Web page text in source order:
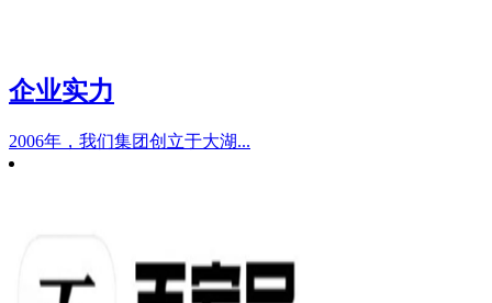
企业实力
2006年，我们集团创立于大湖...